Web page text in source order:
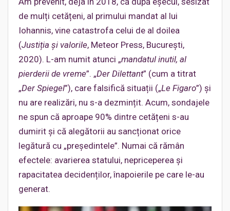
de mulți cetățeni, al primului mandat al lui
Iohannis, vine catastrofa celui de al doilea
(Justiția și valorile, Meteor Press, București,
2020). L-am numit atunci „mandatul inutil, al
pierderii de vreme”. „Der Dilettant” (cum a titrat
„Der Spiegel”), care falsifică situații („Le Figaro”) și
nu are realizări, nu s-a dezmințit. Acum, sondajele
ne spun că aproape 90% dintre cetățeni s-au
dumirit și că alegătorii au sancționat orice
legătură cu „președintele”. Numai că rămân
efectele: avarierea statului, nepriceperea și
rapacitatea decidenților, înapoierile pe care le-au
generat.